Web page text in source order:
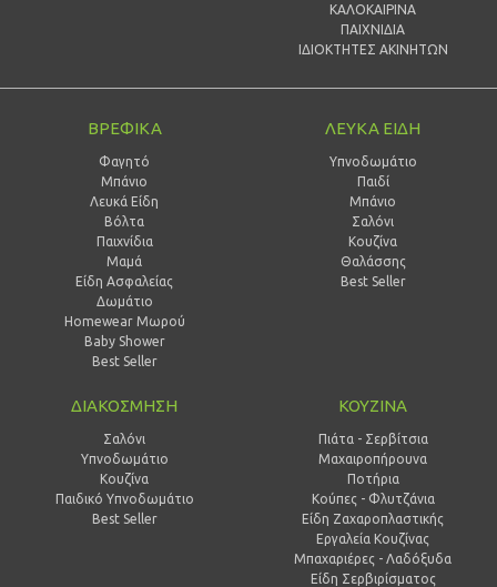
ΚΑΛΟΚΑΙΡΙΝΑ
ΠΑΙΧΝΙΔΙΑ
ΙΔΙΟΚΤΗΤΕΣ ΑΚΙΝΗΤΩΝ
ΒΡΕΦΙΚΑ
Φαγητό
Μπάνιο
Λευκά Είδη
Βόλτα
Παιχνίδια
Μαμά
Είδη Ασφαλείας
Δωμάτιο
Homewear Μωρού
Baby Shower
Best Seller
ΛΕΥΚΑ ΕΙΔΗ
Υπνοδωμάτιο
Παιδί
Mπάνιο
Σαλόνι
Κουζίνα
Θαλάσσης
Best Seller
ΔΙΑΚΟΣΜΗΣΗ
Σαλόνι
Υπνοδωμάτιο
Κουζίνα
Παιδικό Υπνοδωμάτιο
Best Seller
ΚΟΥΖΙΝΑ
Πιάτα - Σερβίτσια
Μαχαιροπήρουνα
Ποτήρια
Κούπες - Φλυτζάνια
Είδη Ζαχαροπλαστικής
Εργαλεία Κουζίνας
Μπαχαριέρες - Λαδόξυδα
Είδη Σερβιρίσματος